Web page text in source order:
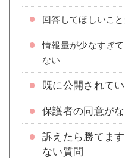
回答してほしいこ
情報量が少なすぎ
ない
既に公開されて
保護者の同意が
訴えたら勝てま
ない質問